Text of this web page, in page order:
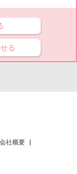
る
会社概要